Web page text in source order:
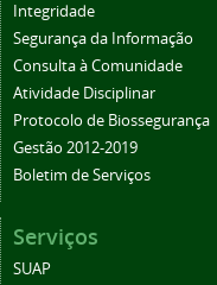
Integridade
Segurança da Informação
Consulta à Comunidade
Atividade Disciplinar
Protocolo de Biossegurança
Gestão 2012-2019
Boletim de Serviços
Serviços
SUAP